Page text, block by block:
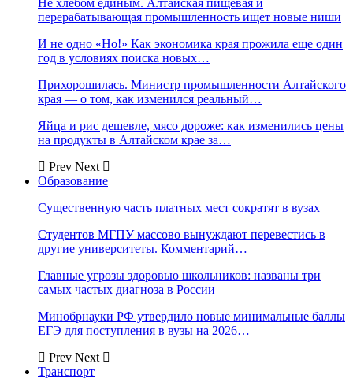
Не хлебом единым. Алтайская пищевая и
перерабатывающая промышленность ищет новые ниши
И не одно «Но!» Как экономика края прожила еще один
год в условиях поиска новых…
Прихорошилась. Министр промышленности Алтайского
края — о том, как изменился реальный…
Яйца и рис дешевле, мясо дороже: как изменились цены
на продукты в Алтайском крае за…
Prev Next
Образование
Существенную часть платных мест сократят в вузах
Студентов МГПУ массово вынуждают перевестись в
другие университеты. Комментарий…
Главные угрозы здоровью школьников: названы три
самых частых диагноза в России
Минобрнауки РФ утвердило новые минимальные баллы
ЕГЭ для поступления в вузы на 2026…
Prev Next
Транспорт